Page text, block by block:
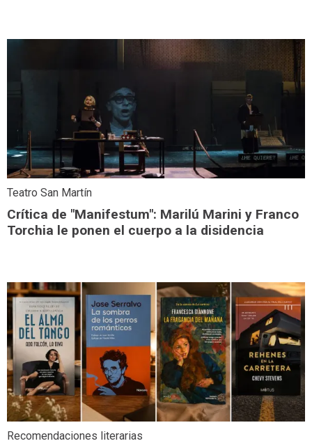
Teatro San Martín
Crítica de "Manifestum": Marilú Marini y Franco
Torchia le ponen el cuerpo a la disidencia
Recomendaciones literarias